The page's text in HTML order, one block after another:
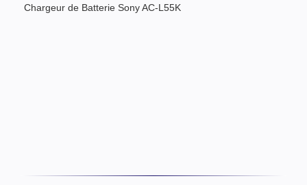
Chargeur de Batterie Sony AC-L55K